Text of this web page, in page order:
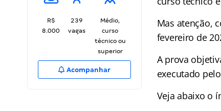
R$
8.000
239
vagas
Médio,
curso
técnico ou
superior
Acompanhar
Mas atenção,
fevereiro de
A prova
executado
Veja abaixo o